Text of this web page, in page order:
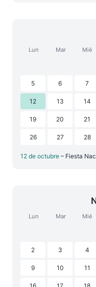
Lun Mar Mié
5 6 7
12 13 14
19 20 21
26 27 28
12 de octubre – Fiesta
Lun Mar Mié
2 3 4
9 10 11